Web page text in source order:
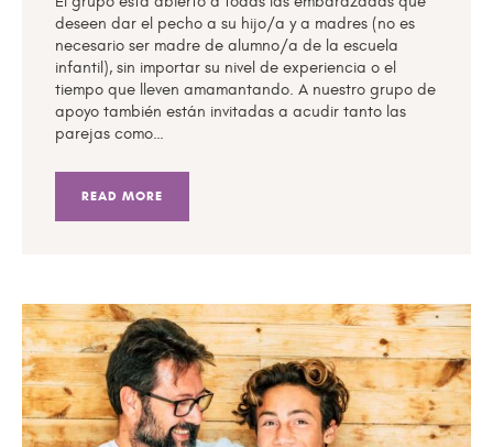
deseen dar el pecho a su hijo/a y a madres (no es
necesario ser madre de alumno/a de la escuela
infantil), sin importar su nivel de experiencia o el
tiempo que lleven amamantando. A nuestro grupo de
apoyo también están invitadas a acudir tanto las
parejas como…
READ MORE